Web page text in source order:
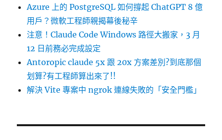
Azure 上的 PostgreSQL 如何撐起 ChatGPT 8 億
用戶？微軟工程師親揭幕後秘辛
注意！Claude Code Windows 路徑大搬家，3 月
12 日前務必完成設定
Antoropic claude 5x 跟 20x 方案差別?到底那個
划算?有工程師算出來了!!
解決 Vite 專案中 ngrok 連線失敗的「安全門檻」